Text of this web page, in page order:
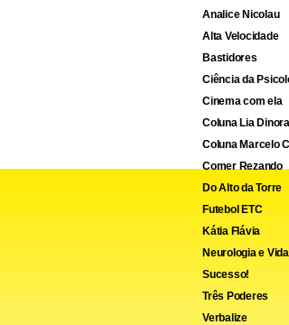
Analice Nicolau
Alta Velocidade
Bastidores
Ciência da
Cinema com ela
Coluna Lia
Coluna Marcelo
Comer Rezando
Do Alto da Torre
Futebol ETC
Kátia Flávia
Neurologia e
Sucesso!
Três Poderes
Verbalize